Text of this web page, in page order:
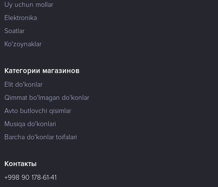
Uy uchun mollar
Elektronika
Soatlar
Ko'zoynaklar
Категории магазинов
Elit do'konlar
Qimmat bo'lmagan do'konlar
Avto butlovchi qisimlar
Musiqa do'konlari
Barcha do'konlar toifalari
Контакты
+998 90 178-61-41